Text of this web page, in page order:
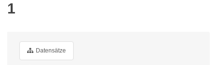
1
Datensätze